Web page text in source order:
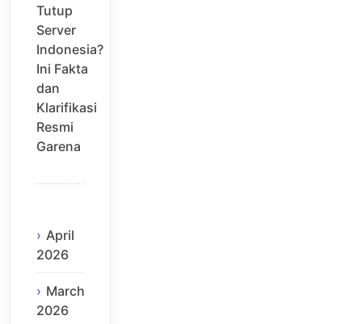
Tutup
Server
Indonesia?
Ini Fakta
dan
Klarifikasi
Resmi
Garena
April
2026
March
2026